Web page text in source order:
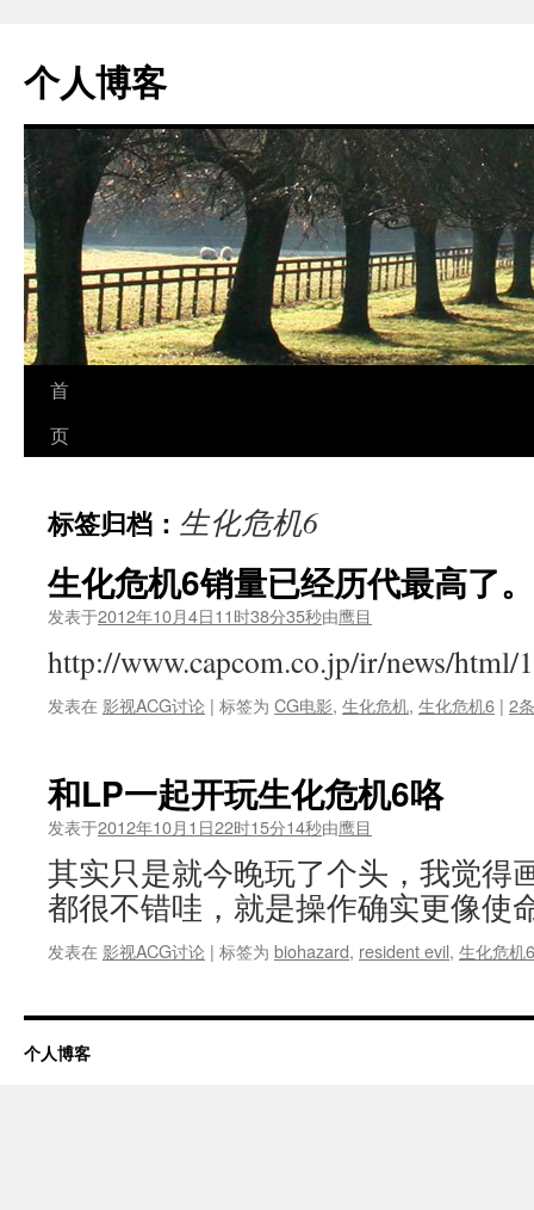
个人博客
跳
至
文
首
页
标签归档： 生化危机6
生化危机6销量已经历代最高了
发表于2012年10月4日11时38分35秒由鹰目
http://www.capcom.co.jp/ir/news/
发表在 影视ACG讨论 | 标签为 CG电影, 生化危机, 生化危机6 | 2
和LP一起开玩生化危机6咯
发表于2012年10月1日22时15分14秒由鹰目
其实只是就今晚玩了个头，我觉得
都很不错哇，就是操作确实更像
发表在 影视ACG讨论 | 标签为 biohazard, resident evil, 生化危机6
个人博客